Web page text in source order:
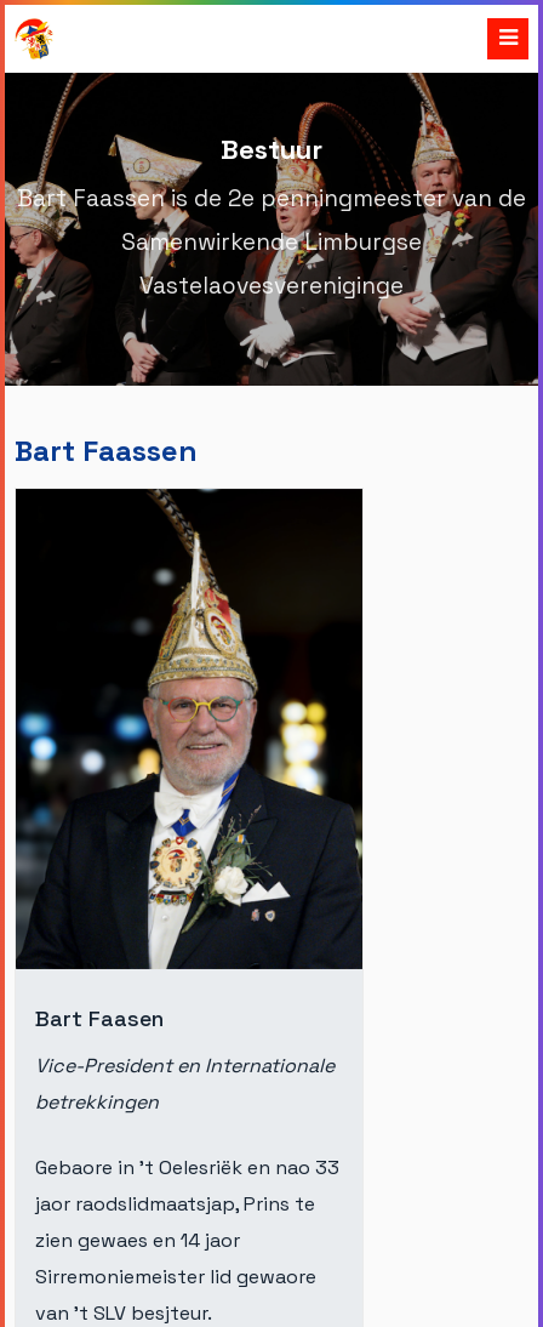
Bestuur
Bart Faassen is de 2e penningmeester van de
Samenwirkende Limburgse
Vastelaovesvereniginge
Bart Faassen
Bart Faasen
Vice-President en Internationale
betrekkingen
Gebaore in ’t Oelesriëk en nao 33
jaor raodslidmaatsjap, Prins te
zien gewaes en 14 jaor
Sirremoniemeister lid gewaore
van ’t SLV besjteur.